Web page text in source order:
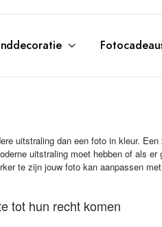
uitstraling dan een foto in kleur.
uitstraling moet hebben of als er
te zijn jouw foto kan aanpassen
tot hun recht komen